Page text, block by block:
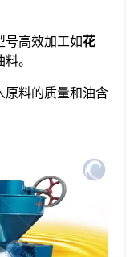
号高效加工如​花
。
原料的质量和油含